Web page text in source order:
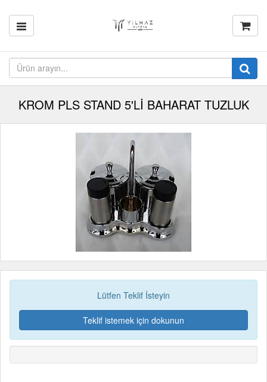
KROM PLS STAND 5'Lİ BAHARAT TUZLUK
Lütfen Teklif İsteyin
Teklif istemek için dokunun